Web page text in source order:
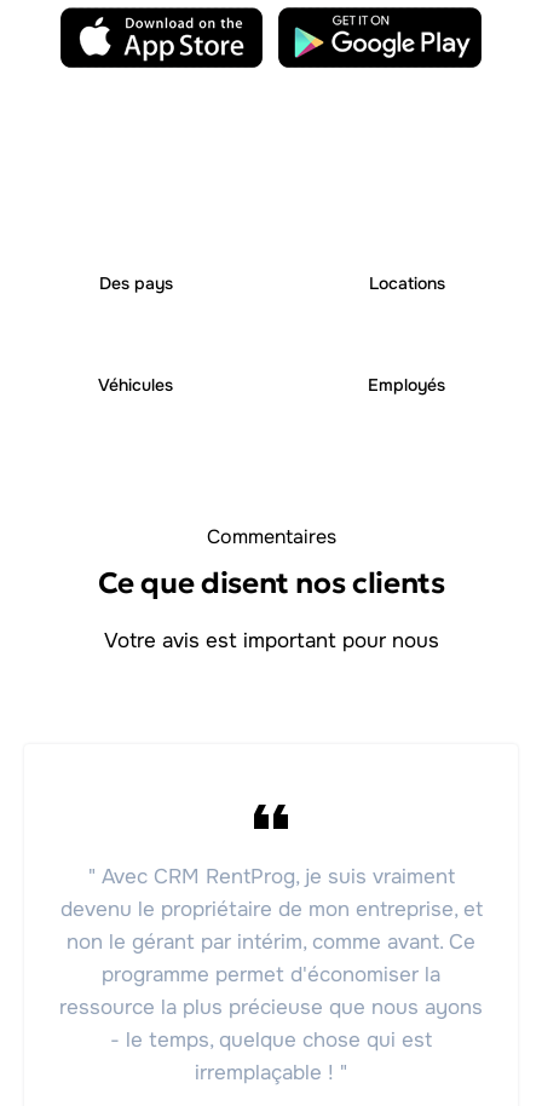
Des pays Locations
Véhicules Employés
Commentaires
Ce que disent nos clients
Votre avis est important pour nous
" Avec CRM RentProg, je suis vraiment
devenu le propriétaire de mon entreprise, et
non le gérant par intérim, comme avant. Ce
programme permet d'économiser la
ressource la plus précieuse que nous ayons
- le temps, quelque chose qui est
irremplaçable ! "